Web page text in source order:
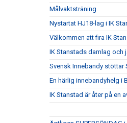
Målvaktsträning
Nystartat HJ18-lag i IK
Välkommen att fira IK
IK Stanstads damlag och
Svensk Innebandy stöttar
En härlig innebandyhelg i
IK Stanstad är åter på en